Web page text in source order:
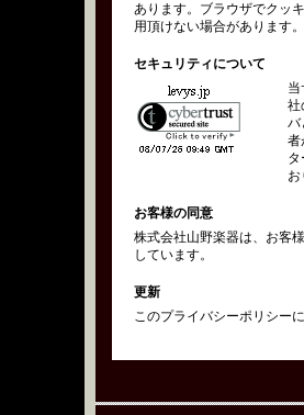
あります。ブラウザでクッ
用頂けない場合があります。
セキュリティについて
社
バ
者
お客様の同意
株式会社山野楽器は、お客
しています。
更新
このプライバシーポリシー